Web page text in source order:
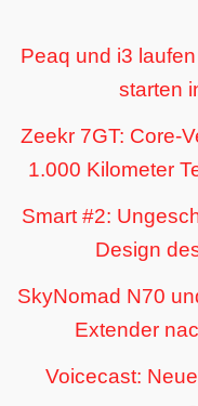
Peaq und i3
starten
Zeekr 7GT: Core-
1.000 Kilometer
Smart #2:
Design
SkyNomad N70
Extender
Voicecast: